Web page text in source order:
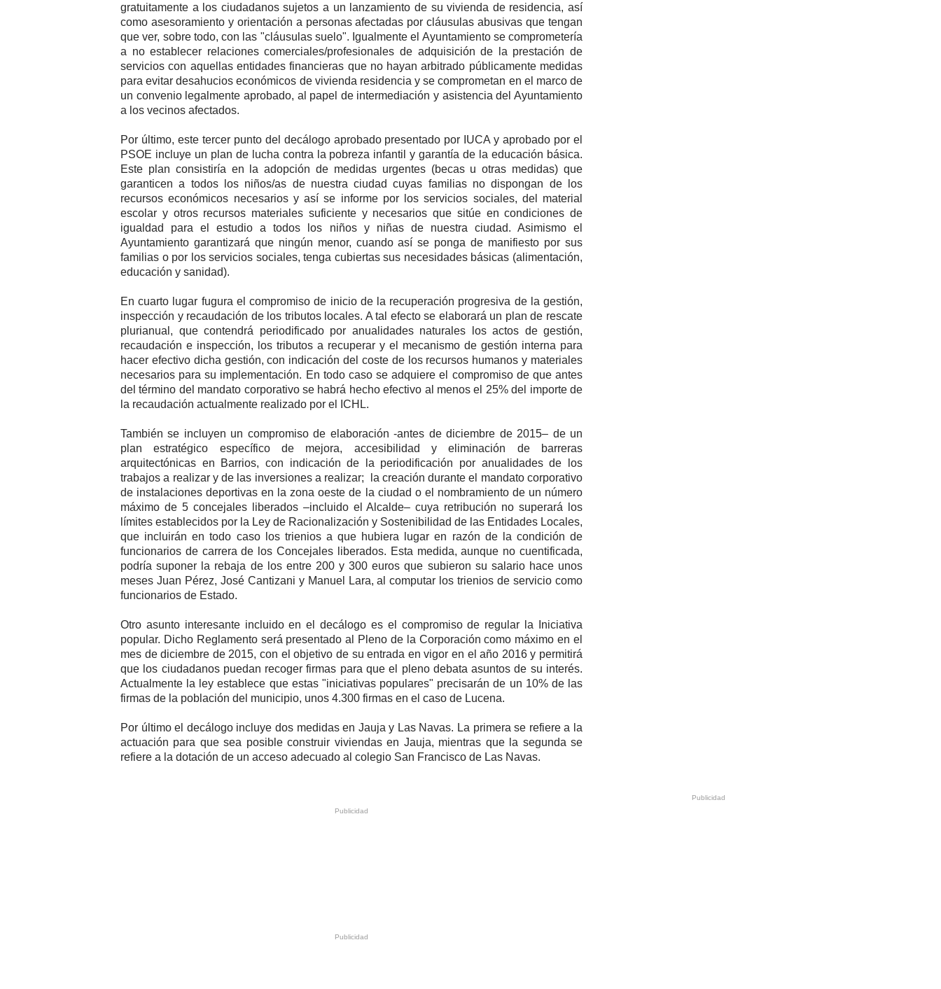
gratuitamente a los ciudadanos sujetos a un lanzamiento de su vivienda de residencia, así
como asesoramiento y orientación a personas afectadas por cláusulas abusivas que tengan
que ver, sobre todo, con las "cláusulas suelo". Igualmente el Ayuntamiento se comprometería
a no establecer relaciones comerciales/profesionales de adquisición de la prestación de
servicios con aquellas entidades financieras que no hayan arbitrado públicamente medidas
para evitar desahucios económicos de vivienda residencia y se comprometan en el marco de
un convenio legalmente aprobado, al papel de intermediación y asistencia del Ayuntamiento
a los vecinos afectados.
Por último, este tercer punto del decálogo aprobado presentado por IUCA y aprobado por el
PSOE incluye un plan de lucha contra la pobreza infantil y garantía de la educación básica.
Este plan consistiría en la adopción de medidas urgentes (becas u otras medidas) que
garanticen a todos los niños/as de nuestra ciudad cuyas familias no dispongan de los
recursos económicos necesarios y así se informe por los servicios sociales, del material
escolar y otros recursos materiales suficiente y necesarios que sitúe en condiciones de
igualdad para el estudio a todos los niños y niñas de nuestra ciudad. Asimismo el
Ayuntamiento garantizará que ningún menor, cuando así se ponga de manifiesto por sus
familias o por los servicios sociales, tenga cubiertas sus necesidades básicas (alimentación,
educación y sanidad).
En cuarto lugar fugura el compromiso de inicio de la recuperación progresiva de la gestión,
inspección y recaudación de los tributos locales. A tal efecto se elaborará un plan de rescate
plurianual, que contendrá periodificado por anualidades naturales los actos de gestión,
recaudación e inspección, los tributos a recuperar y el mecanismo de gestión interna para
hacer efectivo dicha gestión, con indicación del coste de los recursos humanos y materiales
necesarios para su implementación. En todo caso se adquiere el compromiso de que antes
del término del mandato corporativo se habrá hecho efectivo al menos el 25% del importe de
la recaudación actualmente realizado por el ICHL.
También se incluyen un compromiso de elaboración -antes de diciembre de 2015– de un
plan estratégico específico de mejora, accesibilidad y eliminación de barreras
arquitectónicas en Barrios, con indicación de la periodificación por anualidades de los
trabajos a realizar y de las inversiones a realizar; la creación durante el mandato corporativo
de instalaciones deportivas en la zona oeste de la ciudad o el nombramiento de un número
máximo de 5 concejales liberados –incluido el Alcalde– cuya retribución no superará los
límites establecidos por la Ley de Racionalización y Sostenibilidad de las Entidades Locales,
que incluirán en todo caso los trienios a que hubiera lugar en razón de la condición de
funcionarios de carrera de los Concejales liberados. Esta medida, aunque no cuentificada,
podría suponer la rebaja de los entre 200 y 300 euros que subieron su salario hace unos
meses Juan Pérez, José Cantizani y Manuel Lara, al computar los trienios de servicio como
funcionarios de Estado.
Otro asunto interesante incluido en el decálogo es el compromiso de regular la Iniciativa
popular. Dicho Reglamento será presentado al Pleno de la Corporación como máximo en el
mes de diciembre de 2015, con el objetivo de su entrada en vigor en el año 2016 y permitirá
que los ciudadanos puedan recoger firmas para que el pleno debata asuntos de su interés.
Actualmente la ley establece que estas "iniciativas populares" precisarán de un 10% de las
firmas de la población del municipio, unos 4.300 firmas en el caso de Lucena.
Por último el decálogo incluye dos medidas en Jauja y Las Navas. La primera se refiere a la
actuación para que sea posible construir viviendas en Jauja, mientras que la segunda se
refiere a la dotación de un acceso adecuado al colegio San Francisco de Las Navas.